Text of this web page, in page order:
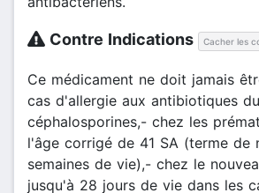
Contre Indications Cacher les
Ce médicament ne doit jamais
cas d'allergie aux antibiotiques
céphalosporines,- chez les
l'âge corrigé de 41 SA (terme de
semaines de vie),- chez le
jusqu'à 28 jours de vie dans les